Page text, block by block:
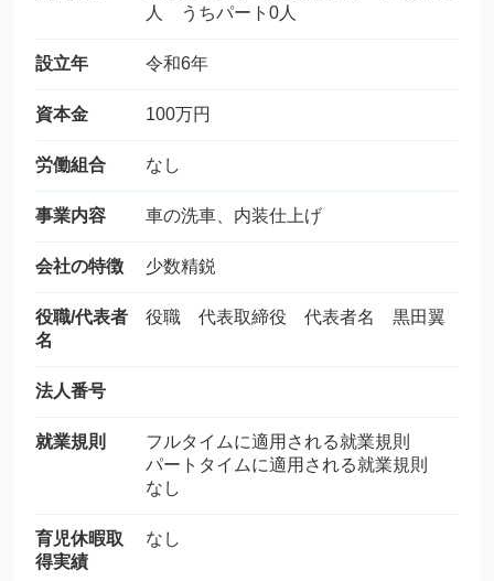
人 うちパート0人
設立年 令和6年
資本金 100万円
労働組合 なし
事業内容 車の洗車、内装仕上げ
会社の特徴 少数精鋭
役職/代表者
名
役職 代表取締役 代表者名 黒田翼
法人番号
就業規則
フルタイムに適用される就業規則
パートタイムに適用される就業規則
なし
育児休暇取
得実績
なし